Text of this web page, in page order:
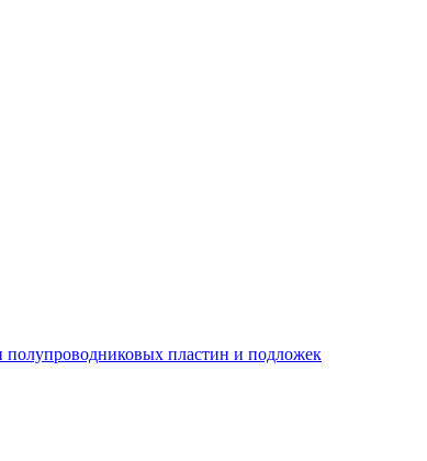
пластин и подложек